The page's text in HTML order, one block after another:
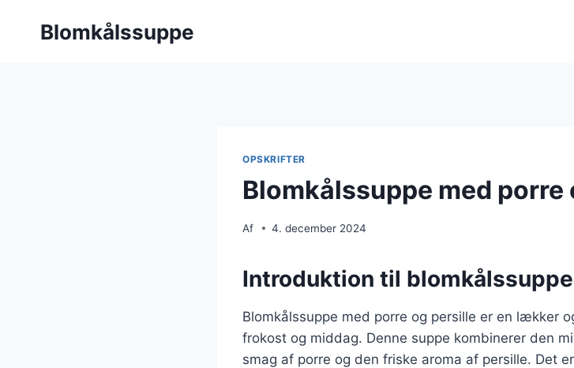
Blomkålssuppe
OPSKRIFTER
Blomkålssuppe med porre
Af 4. december 2024
Introduktion til
Blomkålssuppe med porre og persille er en lækker
frokost og middag. Denne suppe kombinerer den
smag af porre og den friske aroma af persille. Det